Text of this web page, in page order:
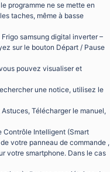
programme ne se mette en
taches, même à basse
samsung digital inverter –
sur le bouton Départ / Pause
pouvez visualiser et
une notice, utilisez le
Télécharger le manuel,
Contrôle Intelligent (Smart
votre panneau de commande ,
votre smartphone. Dans le cas